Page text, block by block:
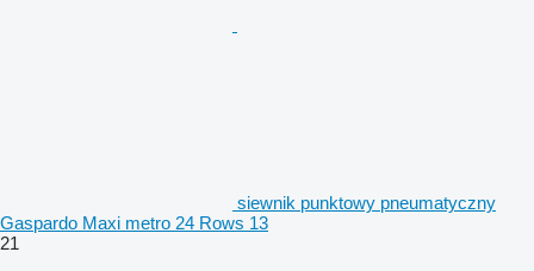
siewnik punktowy pneumatyczny
Gaspardo Maxi metro 24 Rows 13
21